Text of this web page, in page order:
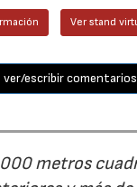
Ver stand
ver/escribir comentarios
metros